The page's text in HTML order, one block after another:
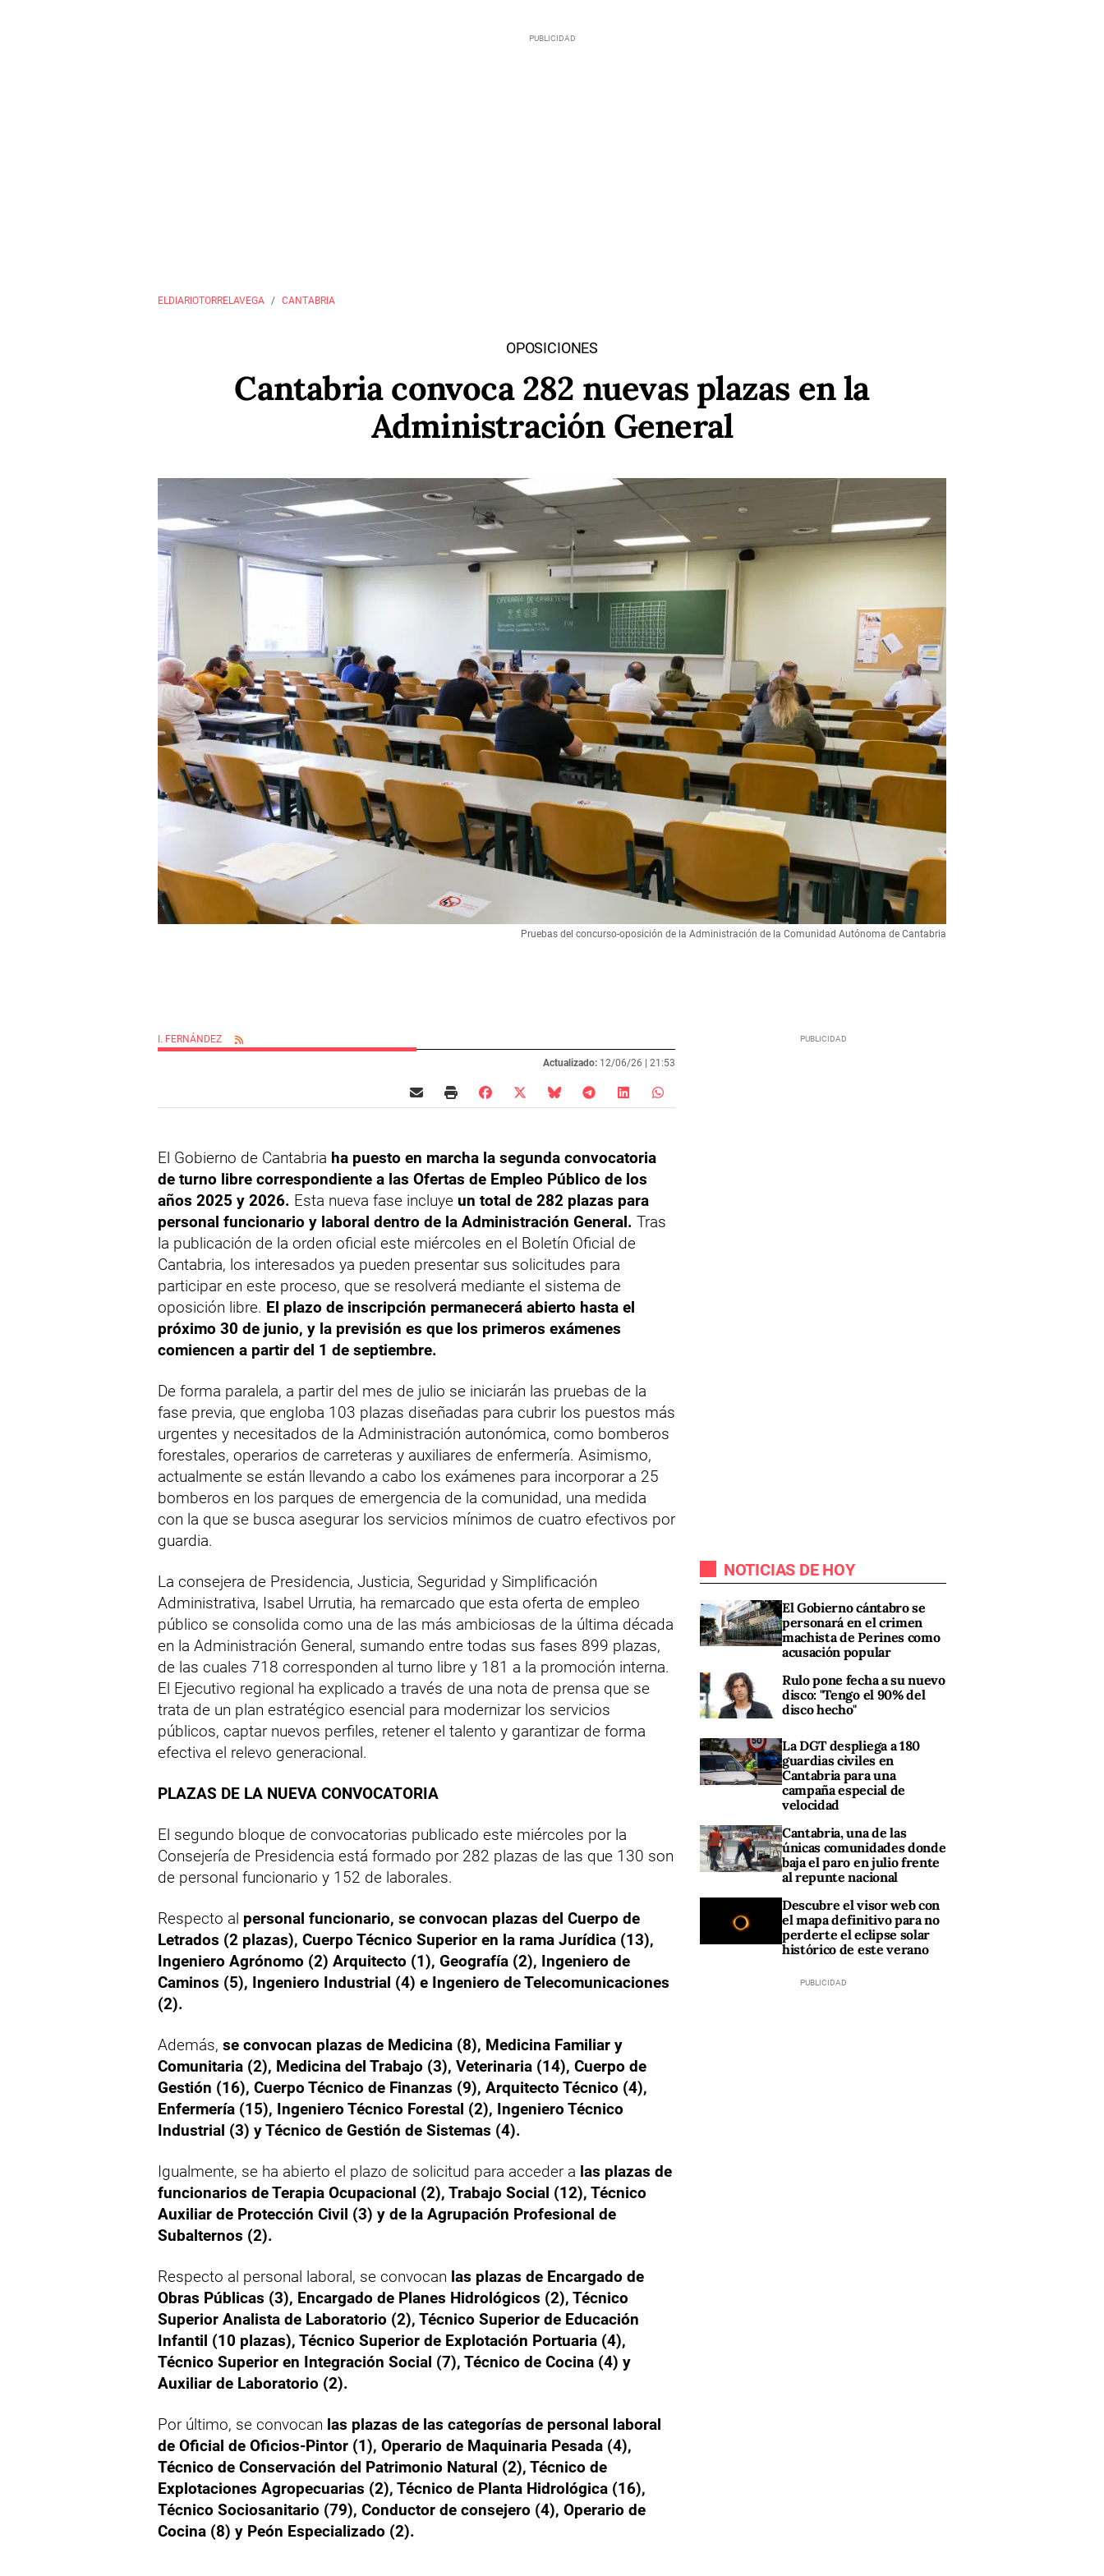
ELDIARIOTORRELAVEGA CANTABRIA
OPOSICIONES
Cantabria convoca 282 nuevas plazas en la
Administración General
Pruebas del concurso-oposición de la Administración de la Comunidad Autónoma de Cantabria
I. FERNÁNDEZ
Actualizado: 12/06/26 | 21:53
El Gobierno de Cantabria ha puesto en marcha la segunda convocatoria
de turno libre correspondiente a las Ofertas de Empleo Público de los
años 2025 y 2026. Esta nueva fase incluye un total de 282 plazas para
personal funcionario y laboral dentro de la Administración General. Tras
la publicación de la orden oficial este miércoles en el Boletín Oficial de
Cantabria, los interesados ya pueden presentar sus solicitudes para
participar en este proceso, que se resolverá mediante el sistema de
oposición libre. El plazo de inscripción permanecerá abierto hasta el
próximo 30 de junio, y la previsión es que los primeros exámenes
comiencen a partir del 1 de septiembre.
De forma paralela, a partir del mes de julio se iniciarán las pruebas de la
fase previa, que engloba 103 plazas diseñadas para cubrir los puestos más
urgentes y necesitados de la Administración autonómica, como bomberos
forestales, operarios de carreteras y auxiliares de enfermería. Asimismo,
actualmente se están llevando a cabo los exámenes para incorporar a 25
bomberos en los parques de emergencia de la comunidad, una medida
con la que se busca asegurar los servicios mínimos de cuatro efectivos por
guardia.
La consejera de Presidencia, Justicia, Seguridad y Simplificación
Administrativa, Isabel Urrutia, ha remarcado que esta oferta de empleo
público se consolida como una de las más ambiciosas de la última década
en la Administración General, sumando entre todas sus fases 899 plazas,
de las cuales 718 corresponden al turno libre y 181 a la promoción interna.
El Ejecutivo regional ha explicado a través de una nota de prensa que se
trata de un plan estratégico esencial para modernizar los servicios
públicos, captar nuevos perfiles, retener el talento y garantizar de forma
efectiva el relevo generacional.
PLAZAS DE LA NUEVA CONVOCATORIA
El segundo bloque de convocatorias publicado este miércoles por la
Consejería de Presidencia está formado por 282 plazas de las que 130 son
de personal funcionario y 152 de laborales.
Respecto al personal funcionario, se convocan plazas del Cuerpo de
Letrados (2 plazas), Cuerpo Técnico Superior en la rama Jurídica (13),
Ingeniero Agrónomo (2) Arquitecto (1), Geografía (2), Ingeniero de
Caminos (5), Ingeniero Industrial (4) e Ingeniero de Telecomunicaciones
(2).
Además, se convocan plazas de Medicina (8), Medicina Familiar y
Comunitaria (2), Medicina del Trabajo (3), Veterinaria (14), Cuerpo de
Gestión (16), Cuerpo Técnico de Finanzas (9), Arquitecto Técnico (4),
Enfermería (15), Ingeniero Técnico Forestal (2), Ingeniero Técnico
Industrial (3) y Técnico de Gestión de Sistemas (4).
Igualmente, se ha abierto el plazo de solicitud para acceder a las plazas de
funcionarios de Terapia Ocupacional (2), Trabajo Social (12), Técnico
Auxiliar de Protección Civil (3) y de la Agrupación Profesional de
Subalternos (2).
Respecto al personal laboral, se convocan las plazas de Encargado de
Obras Públicas (3), Encargado de Planes Hidrológicos (2), Técnico
Superior Analista de Laboratorio (2), Técnico Superior de Educación
Infantil (10 plazas), Técnico Superior de Explotación Portuaria (4),
Técnico Superior en Integración Social (7), Técnico de Cocina (4) y
Auxiliar de Laboratorio (2).
Por último, se convocan las plazas de las categorías de personal laboral
de Oficial de Oficios-Pintor (1), Operario de Maquinaria Pesada (4),
Técnico de Conservación del Patrimonio Natural (2), Técnico de
Explotaciones Agropecuarias (2), Técnico de Planta Hidrológica (16),
Técnico Sociosanitario (79), Conductor de consejero (4), Operario de
Cocina (8) y Peón Especializado (2).
NOTICIAS DE HOY
El Gobierno cántabro se
personará en el crimen
machista de Perines como
acusación popular
Rulo pone fecha a su nuevo
disco: "Tengo el 90% del
disco hecho"
La DGT despliega a 180
guardias civiles en
Cantabria para una
campaña especial de
velocidad
Cantabria, una de las
únicas comunidades donde
baja el paro en julio frente
al repunte nacional
Descubre el visor web con
el mapa definitivo para no
perderte el eclipse solar
histórico de este verano